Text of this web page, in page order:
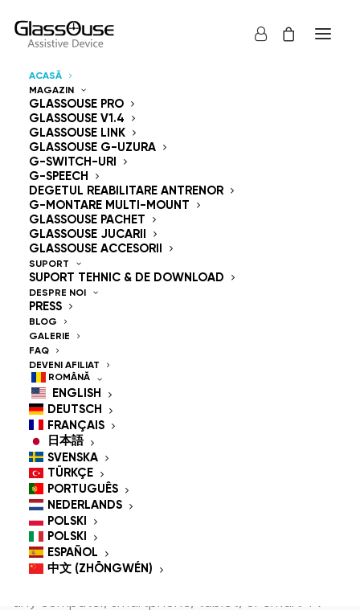
ACASĂ
MAGAZIN
GLASSOUSE PRO
GLASSOUSE V1.4
GLASSOUSE LINK
GLASSOUSE G-UZURA
G-SWITCH-URI
G-SPEECH
DEGETUL REABILITARE ANTRENOR
G-MONTARE MULTI-MOUNT
GLASSOUSE PACHET
GLASSOUSE JUCARII
GLASSOUSE ACCESORII
SUPORT
SUPORT TEHNIC & DE DOWNLOAD
DESPRE NOI
PRESS
BLOG
GALERIE
FAQ
DEVENI AFILIAT
ROMÂNĂ
ENGLISH
DEUTSCH
FRANÇAIS
日本語
SVENSKA
TÜRKÇE
PORTUGUÊS
NEDERLANDS
POLSKI
POLSKI
ESPAÑOL
中文 (ZHŌNGWÉN)
Dispozitive de control
Mâini libere
GlassOuse — The
World's #1 Hands-Free
Mouse & Head
Controlled Mouse for
People With
Disabilities
GlassOuse is the most trusted
head controlled mouse
assistive technology that gives people with
physical disabilities full, independent control over